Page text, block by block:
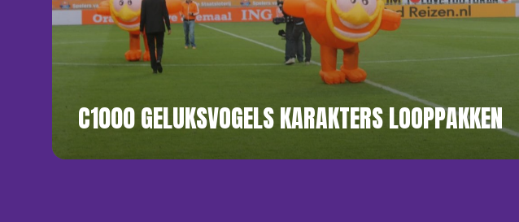
C1000 GELUKSVOGELS KARAKTERS LOOPPAKKEN